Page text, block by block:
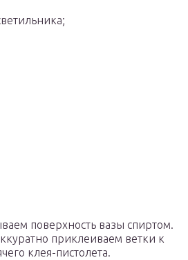
поверхность вазы спиртом.
приклеиваем ветки к
клея-пистолета.